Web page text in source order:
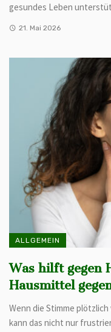
gesundes Leben
21. Mai 2026
ALLGEMEIN
Was hilft gegen
Hausmittel
Wenn die Stimme
kann das nicht nur